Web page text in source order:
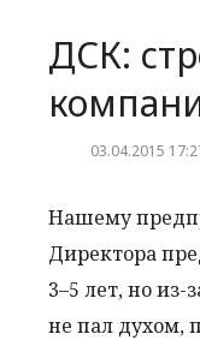
ДСК:
03.04.2015
Нашему
Директора
3–5 лет, но из-
не пал духом,